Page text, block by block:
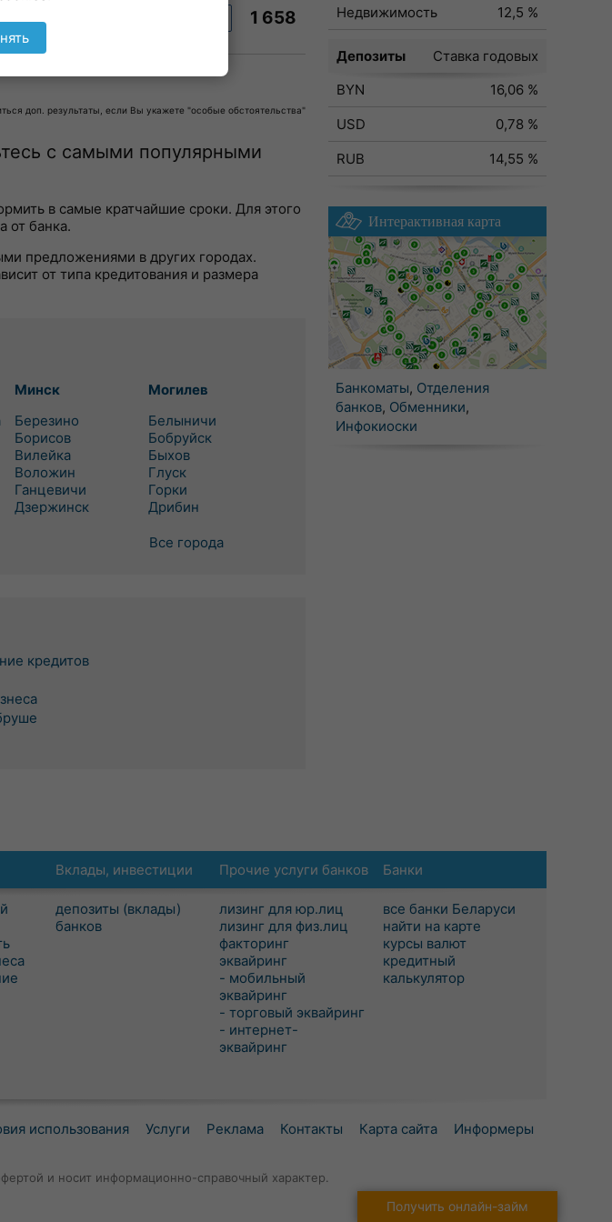
18.9 % 1 658
доп. результаты, если Вы укажете "особые обстоятельства"
с самыми популярными
в самые кратчайшие сроки. Для этого
от банка.
предложениями в других городах.
от типа кредитования и размера
Минск
Березино
Борисов
Вилейка
Воложин
Ганцевичи
Дзержинск
Могилев
Белыничи
Бобруйск
Быхов
Глуск
Горки
Дрибин
Все города
кредитов
Недвижимость
12,5 %
Депозиты
Ставка годовых
BYN
16,06 %
USD
0,78 %
RUB
14,55 %
Интерактивная карта
Банкоматы, Отделения
банков, Обменники,
Инфокиоски
Вклады, инвестиции
депозиты (вклады)
банков
Прочие услуги банков
лизинг для юр.лиц
лизинг для физ.лиц
факторинг
эквайринг
- мобильный
эквайринг
- торговый эквайринг
- интернет-
эквайринг
Банки
все банки Беларуси
найти на карте
курсы валют
кредитный
калькулятор
использования Услуги Реклама Контакты Карта сайта Информеры
и носит информационно-справочный характер.
Получить онлайн-займ